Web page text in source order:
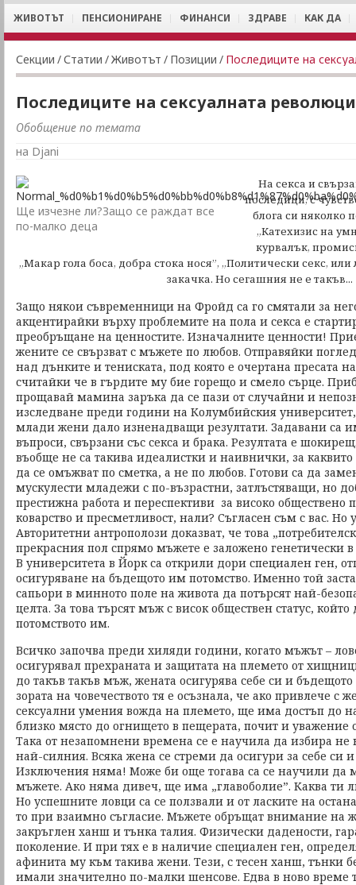
ЖИВОТЪТ ПЕНСИОНИРАНЕ ФИНАНСИ ЗДРАВЕ КАК ДА
Секции /Статии /Животът / Позиции / Последиците на
Последиците на сексуалната
Обобщение по темата
на Djani
Ще изчезне ли?Защо се раждат все
по-малко деца
На секса и
последици, с
блога си няколко
„Катехизис на
курвалък,
„Макар гола боса, добра стока нося”, „Политически секс,
закачка. Но сегашния не е такъв...
Защо някои съвременници на Фройд са го смятали за
акцентирайки върху проблемите на пола и секса е
преобръщане на ценностите. Изначалните ценности!
жените се свързват с мъжете по любов. Отправяйки
над дънките и тениската, под която е очертана пресата
считайки че в гърдите му бие горещо и смело сърце.
прощавай мамина заръка да се пази от случайни и
изследване преди години на Колумбийския
млади жени дало изненадващи резултати. Задавани са
въпроси, свързани със секса и брака. Резултата е
въобще не са такива идеалистки и наивнички, за каквито
да се омъжват по сметка, а не по любов. Готови са да
мускулести младежи с по-възрастни, затлъстяващи, но
престижна работа и переспективи за високо обществено
коварство и пресметливост, нали? Съгласен съм с вас. Но
Авторитетни антрополози доказват, че това
прекрасния пол спрямо мъжете е заложено генетически
В университета в Йорк са открили дори специален ген,
осигуряване на бъдещото им потомство. Именно той
сапьори в минното поле на живота да потърсят най-
целта. За това търсят мъж с висок обществен статус,
потомството им.
Всичко започва преди хиляди години, когато мъжът –
осигурявал прехраната и защитата на племето от
до такъв такъв мъж, жената осигурява себе си и
зората на човечеството тя е осъзнала, че ако привлече с
сексуални умения вожда на племето, ще има достъп до
близко място до огнището в пещерата, почит и уважение
Така от незапомнени времена се е научила да избира
най-силния. Всяка жена се стреми да осигури за себе си
Изключения няма! Може би още тогава са се научили да
мъжете. Ако няма дивеч, ще има „главоболие”. Каква ти
Но успешните ловци са се ползвали и от ласките на
то при взаимно съгласие. Мъжете обръщат внимание на
закръглен ханш и тънка талия. Физически дадености,
поколение. И при тях е в наличие специален ген,
афинита му към такива жени. Тези, с тесен ханш, тънки
имали значително по-малки шенсове. Едва в ново време